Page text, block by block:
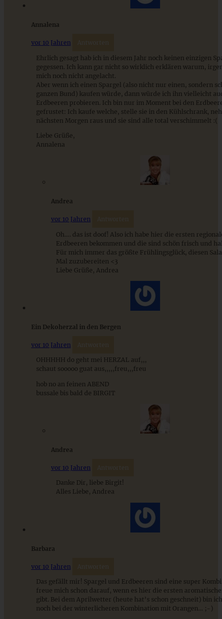
9 saisonale Rezepte im August – die besten Ideen mit Obst
& Gemüse der Saison
Cremiges Lemon Posset - die einfachste Zitronencreme in
ZUM BEITRAG
Annalena
vor 10 Jahren Antworten
Ehrlich gesagt hab ich in diesem Jahr noch keinen einzigen
gegessen. Ich kann gar nicht so wirklich erklären warum,
mich noch nicht angelacht.
Aber wenn ich einen Spargel (also nicht nur einen, sondern
ganzen Bund) kaufen würde, dann würde ich ihn vielleicht
Erdbeeren probieren. Ich bin nur im Moment bei den
gefrustet: Ich kaufe welche, stelle sie in den Kühlschrank,
nächsten Morgen raus und sie sind alle total verschimmelt :(
Liebe Grüße,
Annalena
Andrea
vor 10 Jahren Antworten
Oh…. das ist doof! Also ich habe hier die ersten
Erdbeeren bekommen und die sind schön frisch und
Für mich immer das größte Frühlingsglück, diesen
Mal zuzubereiten <3
Liebe Grüße, Andrea
Ein Dekoherzal in den Bergen
vor 10 Jahren Antworten
OHHHHH do geht mei HERZAL auf,,,
schaut sooooo guat aus,,,,,freu,,,freu
hob no an feinen ABEND
bussale bis bald de BIRGIT
Andrea
vor 10 Jahren Antworten
Danke Dir, liebe Birgit!
Alles Liebe, Andrea
Barbara
vor 10 Jahren Antworten
Das gefällt mir! Spargel und Erdbeeren sind eine super
freue mich schon darauf, wenn es hier die ersten
gibt. Bei dem Aprilwetter (heute hat’s schon geschneit) bin
noch bei der winterlicheren Kombination mit Orangen… ;-)